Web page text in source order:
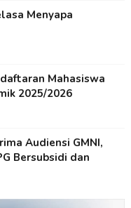
Menyapa
Mahasiswa
2025/2026
Audiensi GMNI,
Bersubsidi dan